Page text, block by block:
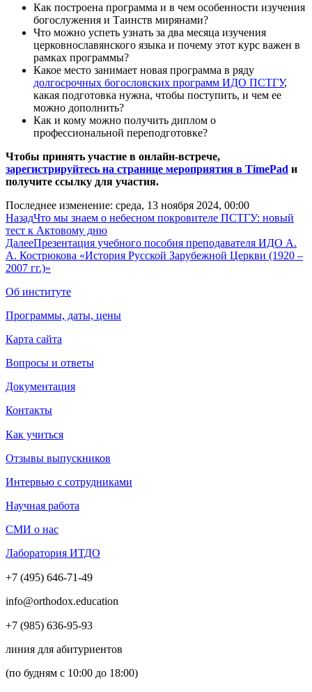
Как построена программа и в чем особенности изучения
богослужения и Таинств мирянами?
Что можно успеть узнать за два месяца изучения
церковнославянского языка и почему этот курс важен в
рамках программы?
Какое место занимает новая программа в ряду
долгосрочных богословских программ ИДО ПСТГУ,
какая подготовка нужна, чтобы поступить, и чем ее
можно дополнить?
Как и кому можно получить диплом о
профессиональной переподготовке?
Чтобы принять участие в онлайн-встрече,
зарегистрируйтесь на странице мероприятия в TimePad и
получите ссылку для участия.
Последнее изменение: среда, 13 ноября 2024, 00:00
НазадЧто мы знаем о небесном покровителе ПСТГУ: новый
тест к Актовому дню
ДалееПрезентация учебного пособия преподавателя ИДО А.
А. Кострюкова «История Русской Зарубежной Церкви (1920 –
2007 гг.)»
Об институте
Программы, даты, цены
Карта сайта
Вопросы и ответы
Документация
Контакты
Как учиться
Отзывы выпускников
Интервью с сотрудниками
Научная работа
СМИ о нас
Лаборатория ИТДО
+7 (495) 646-71-49
info@orthodox.education
+7 (985) 636-95-93
линия для абитуриентов
(по будням с 10:00 до 18:00)